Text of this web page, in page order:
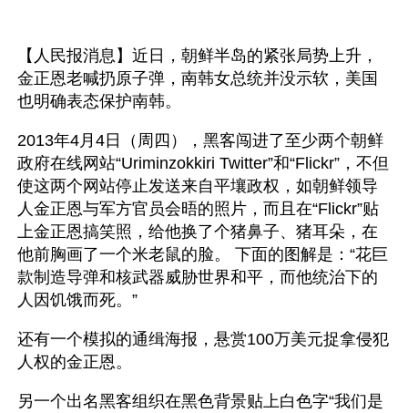
【人民报消息】近日，朝鲜半岛的紧张局势上升，
金正恩老喊扔原子弹，南韩女总统并没示软，美国
也明确表态保护南韩。
2013年4月4日（周四），黑客闯进了至少两个朝鲜
政府在线网站“Uriminzokkiri Twitter”和“Flickr”，不但
使这两个网站停止发送来自平壤政权，如朝鲜领导
人金正恩与军方官员会晤的照片，而且在“Flickr”贴
上金正恩搞笑照，给他换了个猪鼻子、猪耳朵，在
他前胸画了一个米老鼠的脸。 下面的图解是：“花巨
款制造导弹和核武器威胁世界和平，而他统治下的
人因饥饿而死。”
还有一个模拟的通缉海报，悬赏100万美元捉拿侵犯
人权的金正恩。
另一个出名黑客组织在黑色背景贴上白色字“我们是